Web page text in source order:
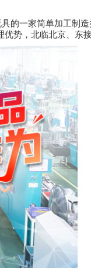
的一家简单加工制造
势，北临北京、东